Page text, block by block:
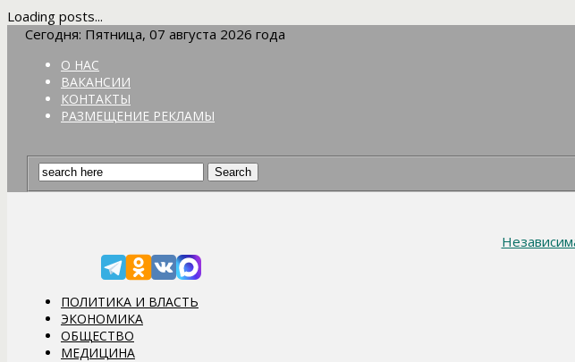
Loading posts...
Сегодня: Пятница, 07 августа 2026 года
О НАС
ВАКАНСИИ
КОНТАКТЫ
РАЗМЕЩЕНИЕ РЕКЛАМЫ
ПОЛИТИКА И ВЛАСТЬ
ЭКОНОМИКА
ОБЩЕСТВО
МЕДИЦИНА